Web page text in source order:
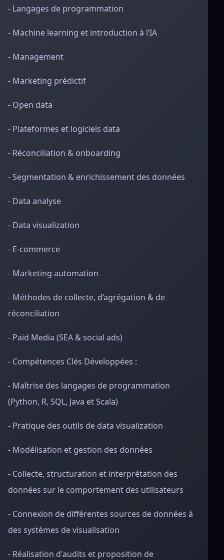
- Langages de programmation
- Machine learning et introduction à l’IA
- Management
- Marketing prédictif
- Open data
- Plateformes et logiciels data
- Réconciliation & onboarding
- Segmentation & enrichissement des données
- Data analyse
- Data visualization
- E-commerce
- Marketing automation
- Méthodes de collecte, d’agrégation & de
réconciliation
- Paid Media (SEA & social ads)
- Compétences Clés Développées :
- Maîtrise des langages de programmation
(Python, R, SQL, Java et Scala)
- Pratique des outils de data visualization
- Modélisation et gestion des données
- Collecte, structuration et interprétation des
données sur le comportement des utilisateurs
- Connexion de différentes sources de données à
des systèmes de visualisation
- Réalisation d'audits et proposition de